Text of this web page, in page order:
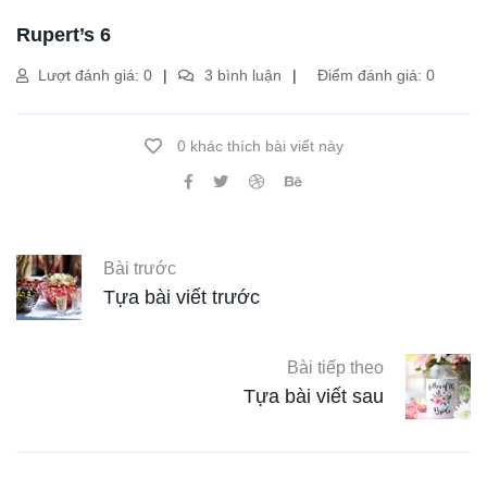
Rupert’s 6
Lượt đánh giá: 0 3 bình luận Điểm đánh giá: 0
0 khác thích bài viết này
Bài trước
Tựa bài viết trước
Bài tiếp theo
Tựa bài viết sau